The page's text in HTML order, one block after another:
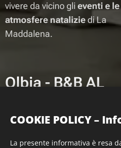
vivere da vicino gli eventi e le
atmosfere nataliziedi La
Maddalena.
Olbia - B&B AL
30.10.2025
COOKIE POLICY –
La presente informativa è resa